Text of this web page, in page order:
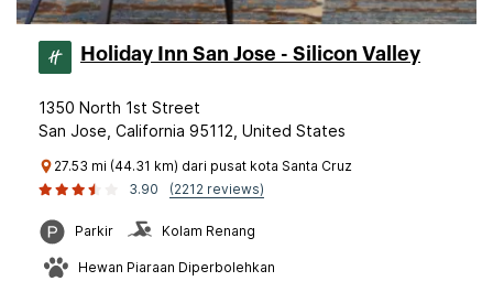
Holiday Inn San Jose - Silicon Valley
1350 North 1st Street
San Jose, California 95112, United States
27.53 mi (44.31 km) dari pusat kota Santa Cruz
3.90
(2212 reviews)
Parkir Kolam Renang
Hewan Piaraan Diperbolehkan